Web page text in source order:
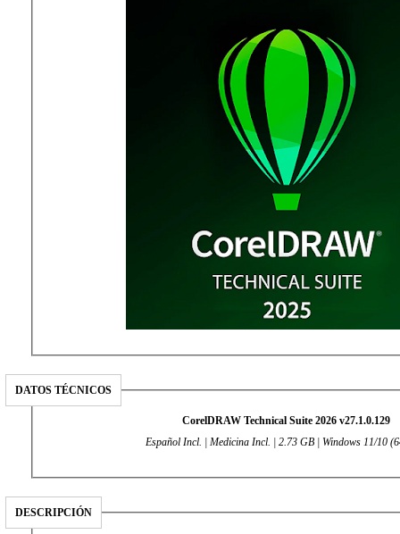
DATOS TÉCNICOS
CorelDRAW Technical Suite 2026 v27.1.0.129
Español Incl. | Medicina Incl. | 2.73 GB | Windows 11/10
DESCRIPCIÓN